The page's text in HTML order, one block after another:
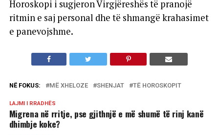
Horoskopi i sugjeron Virgjëreshës të pranojë
ritmin e saj personal dhe të shmangë krahasimet
e panevojshme.
NË FOKUS: MË XHELOZE SHENJAT TË HOROSKOPIT
LAJMI I RRADHËS
Migrena në rritje, pse gjithnjë e më shumë të rinj kanë
dhimbje koke?